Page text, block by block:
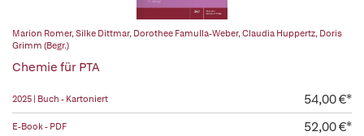
Marion Romer,Silke Dittmar, Dorothee Famulla-Weber,Claudia Huppertz, Doris
Grimm (Begr.)
Chemie für PTA
2025 | Buch - Kartoniert 54,00 €*
E-Book - PDF 52,00 €*